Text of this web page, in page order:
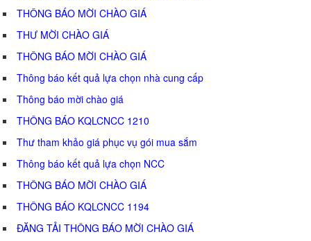
THÔNG BÁO MỜI CHÀO GIÁ
THƯ MỜI CHÀO GIÁ
THÔNG BÁO MỜI CHÀO GIÁ
Thông báo kết quả lựa chọn nhà cung cấp
Thông báo mời chào giá
THÔNG BÁO KQLCNCC 1210
Thư tham khảo giá phục vụ gói mua sắm
Thông báo kết quả lựa chọn NCC
THÔNG BÁO MỜI CHÀO GIÁ
THÔNG BÁO KQLCNCC 1194
ĐĂNG TẢI THÔNG BÁO MỜI CHÀO GIÁ